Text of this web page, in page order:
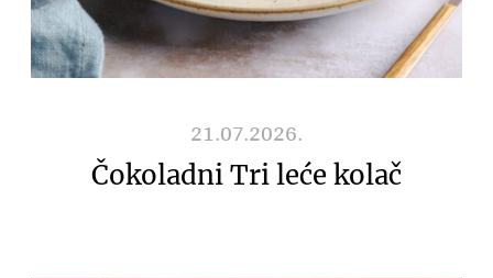
21.07.2026.
Čokoladni Tri leće kolač